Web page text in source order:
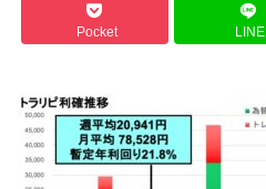
Pocket LINE